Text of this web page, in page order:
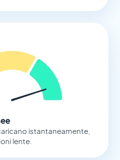
istantaneamente,
lente.